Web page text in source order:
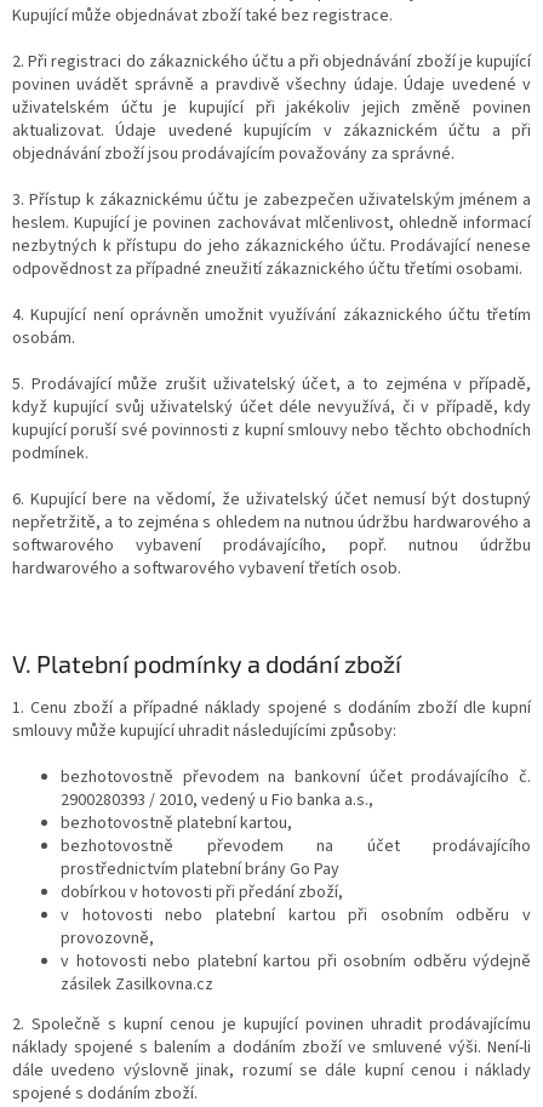
Kupující může objednávat zboží také bez registrace.
2. Při registraci do zákaznického účtu a při objednávání zboží je kupující
povinen uvádět správně a pravdivě všechny údaje. Údaje uvedené v
uživatelském účtu je kupující při jakékoliv jejich změně povinen
aktualizovat. Údaje uvedené kupujícím v zákaznickém účtu a při
objednávání zboží jsou prodávajícím považovány za správné.
3. Přístup k zákaznickému účtu je zabezpečen uživatelským jménem a
heslem. Kupující je povinen zachovávat mlčenlivost, ohledně informací
nezbytných k přístupu do jeho zákaznického účtu. Prodávající nenese
odpovědnost za případné zneužití zákaznického účtu třetími osobami.
4. Kupující není oprávněn umožnit využívání zákaznického účtu třetím
osobám.
5. Prodávající může zrušit uživatelský účet, a to zejména v případě,
když kupující svůj uživatelský účet déle nevyužívá, či v případě, kdy
kupující poruší své povinnosti z kupní smlouvy nebo těchto obchodních
podmínek.
6. Kupující bere na vědomí, že uživatelský účet nemusí být dostupný
nepřetržitě, a to zejména s ohledem na nutnou údržbu hardwarového a
softwarového vybavení prodávajícího, popř. nutnou údržbu
hardwarového a softwarového vybavení třetích osob.
V. Platební podmínky a dodání zboží
1. Cenu zboží a případné náklady spojené s dodáním zboží dle kupní
smlouvy může kupující uhradit následujícími způsoby:
bezhotovostně převodem na bankovní účet prodávajícího č.
2900280393 / 2010, vedený u Fio banka a.s.,
bezhotovostně platební kartou,
bezhotovostně převodem na účet prodávajícího
prostřednictvím platební brány Go Pay
dobírkou v hotovosti při předání zboží,
v hotovosti nebo platební kartou při osobním odběru v
provozovně,
v hotovosti nebo platební kartou při osobním odběru výdejně
zásilek Zasilkovna.cz
2. Společně s kupní cenou je kupující povinen uhradit prodávajícímu
náklady spojené s balením a dodáním zboží ve smluvené výši. Není-li
dále uvedeno výslovně jinak, rozumí se dále kupní cenou i náklady
spojené s dodáním zboží.